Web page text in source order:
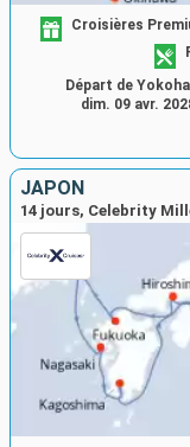
Croisières
Départ de
dim. 09 avr.
JAPON
14 jours, Celebrity